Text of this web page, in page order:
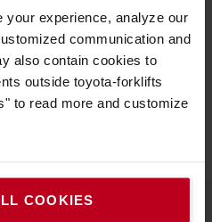
your experience, analyze our
communication and
also contain cookies to
outside toyota-forklifts
to read more and customize
COOKIES
információ
online?
& kézbesítés